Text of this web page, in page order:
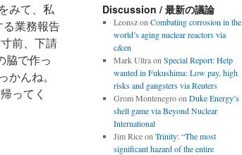
みて、私
る業務報告
前、下請
脇で作っ
んね。
ってく
Discussion / 最新の議論
Leonszon Combating corrosion in the
world’s aging nuclear reactors via
c&en
Mark Ultraon Special Report: Help
wanted in Fukushima: Low pay, high
risks and gangsters via Reuters
Grom Montenegroon Duke Energy’s
shell game via Beyond Nuclear
International
Jim Riceon Trinity: “The most
significant hazard of the entire